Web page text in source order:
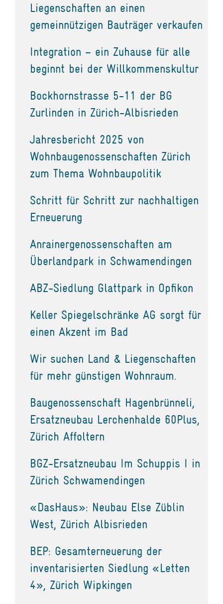
Liegenschaften an einen
gemeinnützigen Bauträger verkaufen
Integration – ein Zuhause für alle
beginnt bei der Willkommenskultur
Bockhornstrasse 5-11 der BG
Zurlinden in Zürich-Albisrieden
Jahresbericht 2025 von
Wohnbaugenossenschaften Zürich
zum Thema Wohnbaupolitik
Schritt für Schritt zur nachhaltigen
Erneuerung
Anrainergenossenschaften am
Überlandpark in Schwamendingen
ABZ-Siedlung Glattpark in Opfikon
Keller Spiegelschränke AG sorgt für
einen Akzent im Bad
Wir suchen Land & Liegenschaften
für mehr günstigen Wohnraum.
Baugenossenschaft Hagenbrünneli,
Ersatzneubau Lerchenhalde 60Plus,
Zürich Affoltern
BGZ-Ersatzneubau Im Schuppis I in
Zürich Schwamendingen
«DasHaus»: Neubau Else Züblin
West, Zürich Albisrieden
BEP: Gesamterneuerung der
inventarisierten Siedlung «Letten
4», Zürich Wipkingen